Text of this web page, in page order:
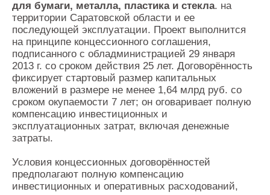
для бумаги, металла, пластика и стекла. на
территории Саратовской области и ее
последующей эксплуатации. Проект выполнится
на принципе концессионного соглашения,
подписанного с обладминистрацией 29 января
2013 г. со сроком действия 25 лет. Договорённость
фиксирует стартовый размер капитальных
вложений в размере не менее 1,64 млрд руб. со
сроком окупаемости 7 лет; он оговаривает полную
компенсацию инвестиционных и
эксплуатационных затрат, включая денежные
затраты.
Условия концессионных договорённостей
предполагают полную компенсацию
инвестиционных и оперативных расходований,